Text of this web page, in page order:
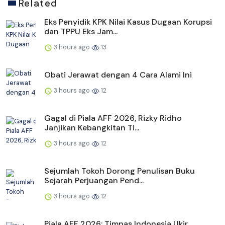
Related
Eks Penyidik KPK Nilai Kasus Dugaan Korupsi
dan TPPU Eks Jam...
3 hours ago 13
Obati Jerawat dengan 4 Cara Alami Ini
3 hours ago 12
Gagal di Piala AFF 2026, Rizky Ridho
Janjikan Kebangkitan Ti...
3 hours ago 12
Sejumlah Tokoh Dorong Penulisan Buku
Sejarah Perjuangan Pend...
3 hours ago 12